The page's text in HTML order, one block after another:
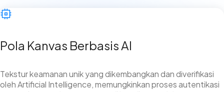
Pola Kanvas Berbasis AI
Tekstur keamanan unik yang dikembangkan dan diverifikasi
oleh Artificial Intelligence, memungkinkan proses autentikasi